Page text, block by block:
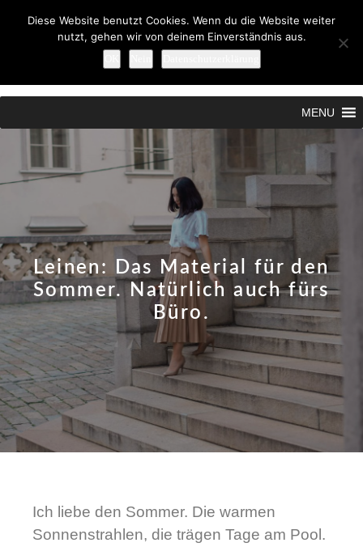
MENU
Leinen: Das Material für den
Sommer. Natürlich auch fürs
Büro.
Ich liebe den Sommer. Die warmen
Sonnenstrahlen, die trägen Tage am Pool.
Diese Website benutzt Cookies. Wenn du die Website weiter
nutzt, gehen wir von deinem Einverständnis aus.